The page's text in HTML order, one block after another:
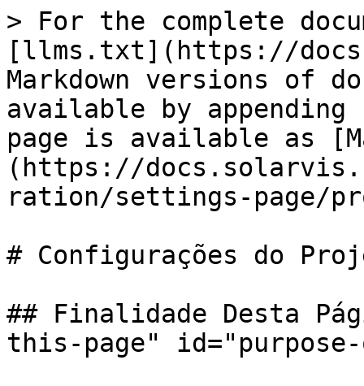
> For the complete
[llms.txt](https://
Markdown versions of
available by
page is available as
(https://
ration/settings-page/
# Configurações do
## Finalidade Desta
this-page"